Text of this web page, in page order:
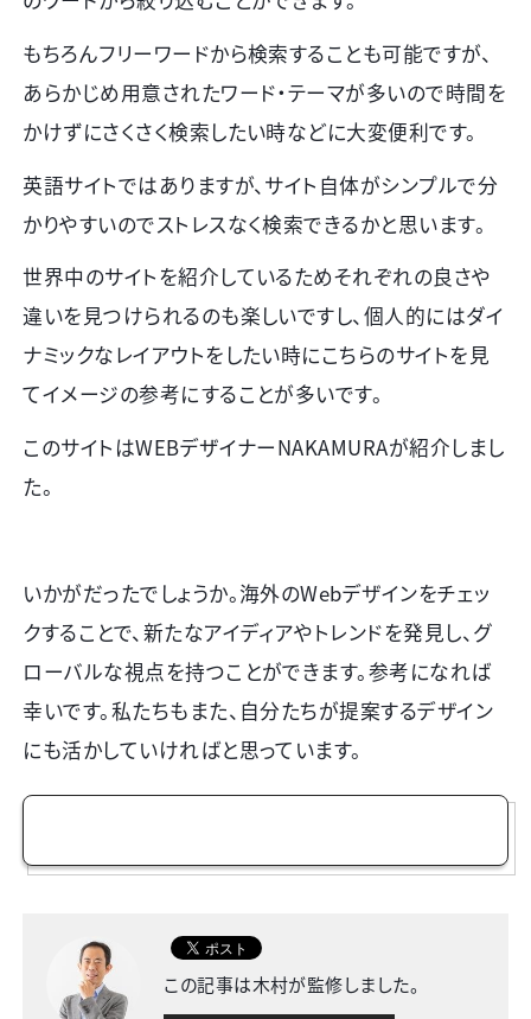
もちろんフリーワードから検索することも可能ですが、
あらかじめ用意されたワード・テーマが多いので時間を
かけずにさくさく検索したい時などに大変便利です。
英語サイトではありますが、サイト自体がシンプルで分
かりやすいのでストレスなく検索できるかと思います。
世界中のサイトを紹介しているためそれぞれの良さや
違いを見つけられるのも楽しいですし、個人的にはダイ
ナミックなレイアウトをしたい時にこちらのサイトを見
てイメージの参考にすることが多いです。
このサイトはWEBデザイナーNAKAMURAが紹介しまし
た。
いかがだったでしょうか。海外のWebデザインをチェッ
クすることで、新たなアイディアやトレンドを発見し、グ
ローバルな視点を持つことができます。参考になれば
幸いです。私たちもまた、自分たちが提案するデザイン
にも活かしていければと思っています。
この記事は木村が監修しました。